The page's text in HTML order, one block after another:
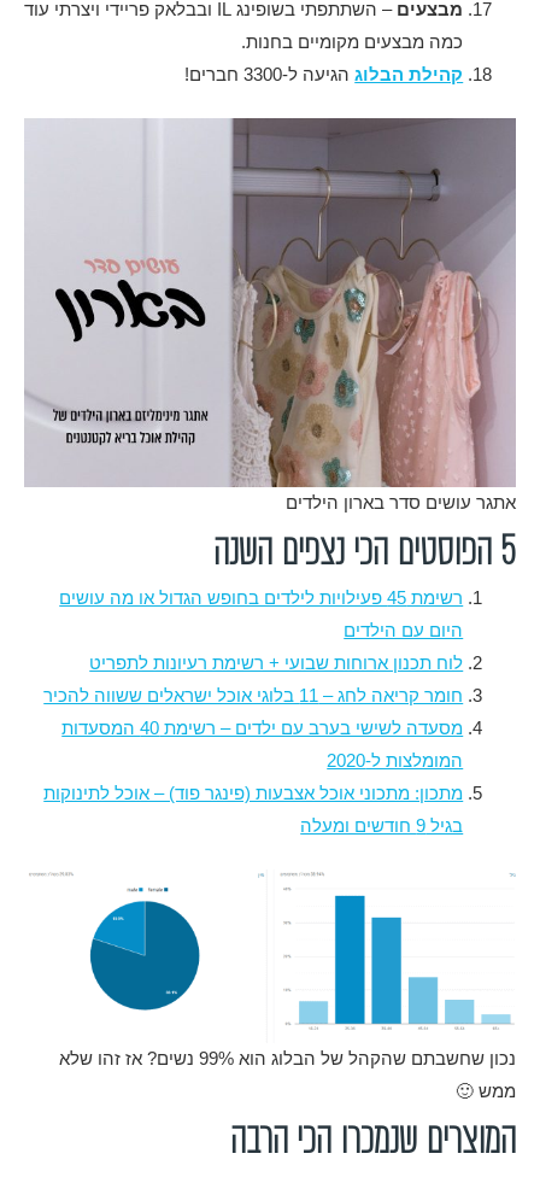
מבצעים
– השתתפתי בשופינג IL ובבלאק פריידי ויצרתי עוד
כמה מבצעים מקומיים בחנות.
קהילת הבלוגהגיעה ל-3300 חברים!
אתגר עושים סדר בארון הילדים
5 הפוסטים הכי נצפים השנה
רשימת 45 פעילויות לילדים בחופש הגדול או מה עושים
היום עם הילדים
לוח תכנון ארוחות שבועי + רשימת רעיונות לתפריט
חומר קריאה לחג – 11 בלוגי אוכל ישראלים ששווה להכיר
מסעדה לשישי בערב עם ילדים – רשימת 40 המסעדות
המומלצות ל-2020
מתכון: מתכוני אוכל אצבעות (פינגר פוד) – אוכל לתינוקות
בגיל 9 חודשים ומעלה
נכון שחשבתם שהקהל של הבלוג הוא 99% נשים? אז זהו שלא
ממש 🙂
המוצרים שנמכרו הכי הרבה